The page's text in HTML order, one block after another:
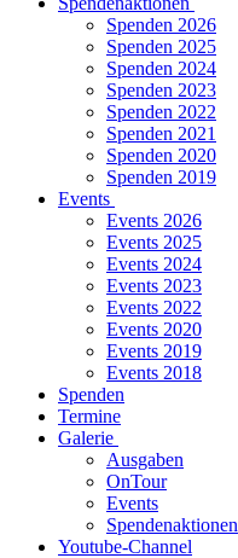
Spenden 2026
Spenden 2025
Spenden 2024
Spenden 2023
Spenden 2022
Spenden 2021
Spenden 2020
Spenden 2019
Events
Events 2026
Events 2025
Events 2024
Events 2023
Events 2022
Events 2020
Events 2019
Events 2018
Spenden
Termine
Galerie
Ausgaben
OnTour
Events
Spendenaktionen
Youtube-Channel